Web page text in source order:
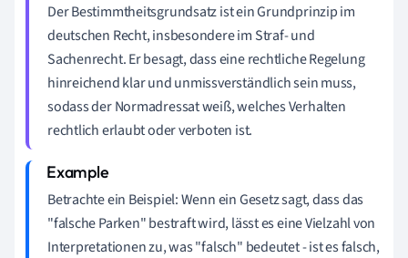
Der Bestimmtheitsgrundsatz ist ein Grundprinzip im
deutschen Recht, insbesondere im Straf- und
Sachenrecht. Er besagt, dass eine rechtliche Regelung
hinreichend klar und unmissverständlich sein muss,
sodass der Normadressat weiß, welches Verhalten
rechtlich erlaubt oder verboten ist.
Betrachte ein Beispiel: Wenn ein Gesetz sagt, dass das
"falsche Parken" bestraft wird, lässt es eine Vielzahl von
Interpretationen zu, was "falsch" bedeutet - ist es falsch,